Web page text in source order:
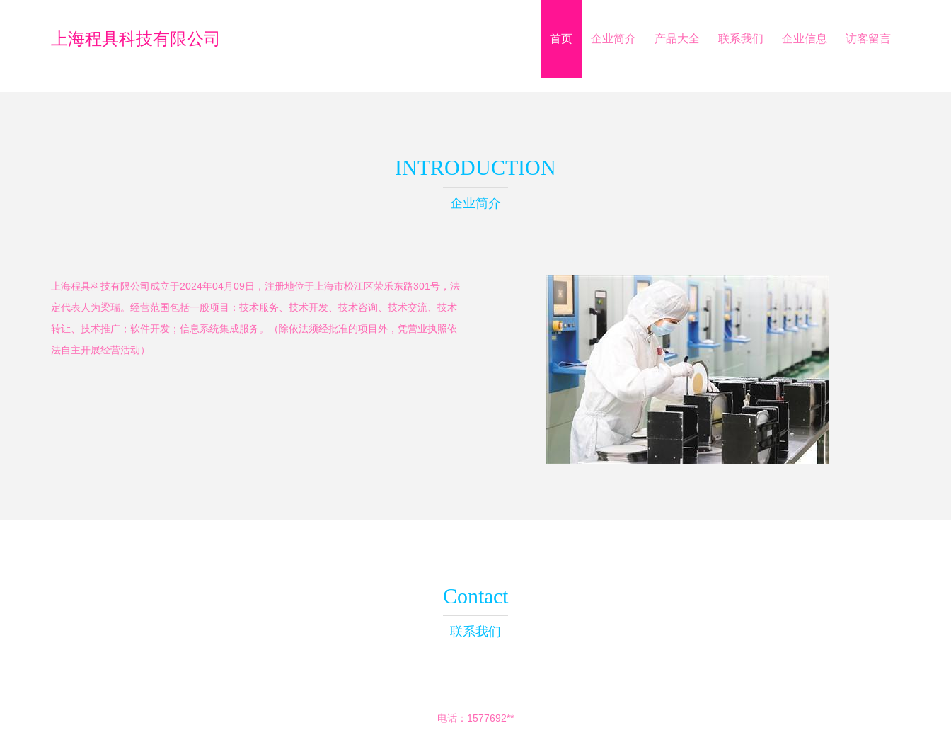
上海程具科技有限公司 首页 企业简介 产品大全 联系我们 企业信息 访客留言
INTRODUCTION
企业简介
上海程具科技有限公司成立于2024年04月09日，注册地位于上海市松江区荣乐东路301号，法
定代表人为梁瑞。经营范围包括一般项目：技术服务、技术开发、技术咨询、技术交流、技术
转让、技术推广；软件开发；信息系统集成服务。（除依法须经批准的项目外，凭营业执照依
法自主开展经营活动）
Contact
联系我们
电话：1577692**